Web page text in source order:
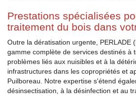
Prestations spécialisées
traitement du bois dans
Outre la dératisation urgente, PERLADE
gamme complète de services destinés à
problèmes liés aux nuisibles et à la
infrastructures dans les copropriétés et
Puilboreau. Notre expertise s'étend
désinsectisation, à la désinfection et au